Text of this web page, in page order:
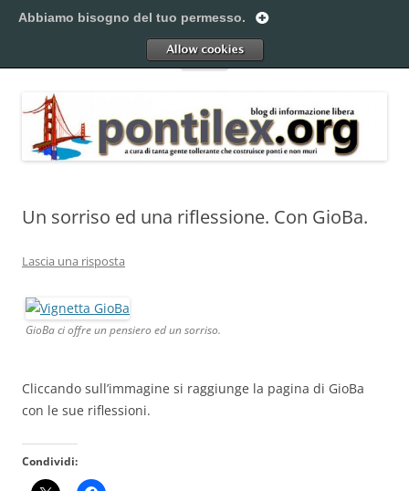
al
Pontilex
Menu
Un sorriso ed una riflessione. Con GioBa.
Lascia una risposta
GioBa ci offre un pensiero ed un sorriso.
Cliccando sull’immagine si raggiunge la pagina di GioBa
con le sue riflessioni.
Condividi:
Abbiamo bisogno del tuo permesso.